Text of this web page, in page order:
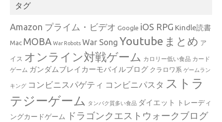
タグ
Amazon プライム・ビデオ Google iOS RPG Kindle読書
Mac MOBA War Robots War Song Youtube まとめ ア
イス オンライン対戦ゲーム カロリー低い食品 カード
ゲーム ガンダムブレイカーモバイルブログ クラロワ系 ゲームラン
キング コンビニスパゲティ コンビニパスタ ストラ
テジーゲーム
タンパク質多い食品 ダイエット
トレーディ
ングカードゲーム
ドラゴンクエストウォークブログ